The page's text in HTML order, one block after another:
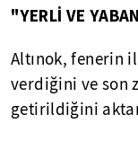
"YERLİ VE
Altınok, fenerin
verdiğini ve son
getirildiğini